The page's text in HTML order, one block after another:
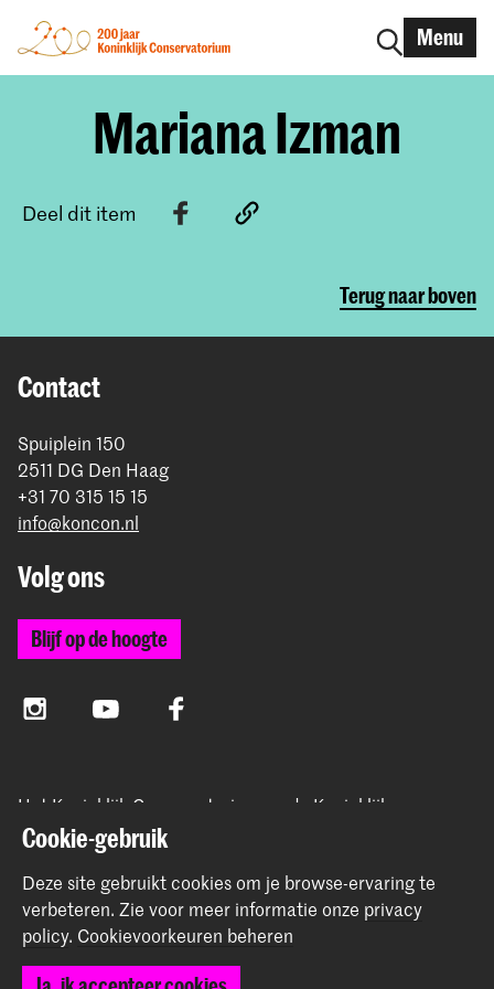
Menu
Mariana Izman
Deel dit item
Terug naar boven
Contact
Spuiplein 150
2511 DG Den Haag
+31 70 315 15 15
info@koncon.nl
Volg ons
Blijf op de hoogte
InstagramYouTube Facebook
Het Koninklijk Conservatorium en de Koninklijke
Academie van Beeldende Kunsten vormen samen
Hogeschool der Kunsten Den Haag.
© 2025 - 2026 Koninklijk Conservatorium |
Cookie-gebruik
Deze site gebruikt cookies om je browse-ervaring te
verbeteren. Zie voor meer informatie onze privacy
policy. Cookievoorkeuren beheren